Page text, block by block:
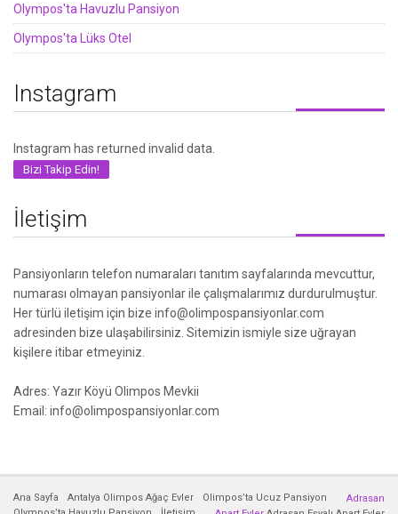
Olympos'ta Havuzlu Pansiyon
Olympos'ta Lüks Otel
Instagram
Instagram has returned invalid data.
Bizi Takip Edin!
İletişim
Pansiyonların telefon numaraları tanıtım sayfalarında mevcuttur,
numarası olmayan pansiyonlar ile çalışmalarımız durdurulmuştur.
Her türlü iletişim için bize info@olimpospansiyonlar.com
adresinden bize ulaşabilirsiniz. Sitemizin ismiyle size uğrayan
kişilere itibar etmeyiniz.
Adres: Yazır Köyü Olimpos Mevkii
Email: info@olimpospansiyonlar.com
Ana Sayfa Antalya Olimpos Ağaç Evler
Olimpos’ta Ucuz Pansiyon
Adrasan